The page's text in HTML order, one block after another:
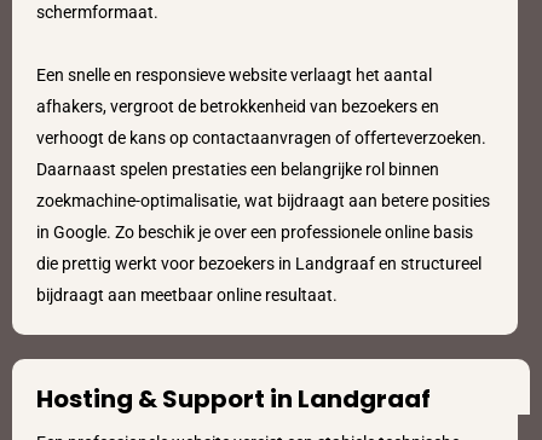
schermformaat.
Een snelle en responsieve website verlaagt het aantal
afhakers, vergroot de betrokkenheid van bezoekers en
verhoogt de kans op contactaanvragen of offerteverzoeken.
Daarnaast spelen prestaties een belangrijke rol binnen
zoekmachine-optimalisatie, wat bijdraagt aan betere posities
in Google. Zo beschik je over een professionele online basis
die prettig werkt voor bezoekers in Landgraaf en structureel
bijdraagt aan meetbaar online resultaat.
Hosting & Support in Landgraaf